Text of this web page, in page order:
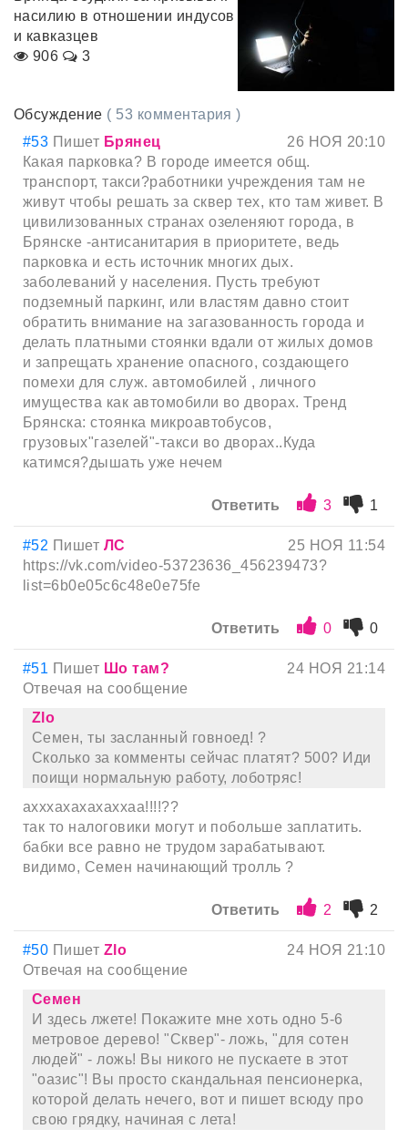
насилию в отношении индусов
и кавказцев
906
3
Обсуждение ( 53 комментария )
#53 Пишет Брянец
26 НОЯ 20:10
Какая парковка? В городе имеется общ.
транспорт, такси?работники учреждения там не
живут чтобы решать за сквер тех, кто там живет. В
цивилизованных странах озеленяют города, в
Брянске -антисанитария в приоритете, ведь
парковка и есть источник многих дых.
заболеваний у населения. Пусть требуют
подземный паркинг, или властям давно стоит
обратить внимание на загазованность города и
делать платными стоянки вдали от жилых домов
и запрещать хранение опасного, создающего
помехи для служ. автомобилей , личного
имущества как автомобили во дворах. Тренд
Брянска: стоянка микроавтобусов,
грузовых"газелей"-такси во дворах..Куда
катимся?дышать уже нечем
Ответить 3 1
#52 Пишет ЛС
25 НОЯ 11:54
https://vk.com/video-53723636_456239473?
list=6b0e05c6c48e0e75fe
Ответить 0 0
#51 Пишет Шо там?
24 НОЯ 21:14
Отвечая на сообщение
Zlo
Семен, ты засланный говноед! ?
Сколько за комменты сейчас платят? 500? Иди
поищи нормальную работу, лоботряс!
ахххахахахаххаа!!!!??
так то налоговики могут и побольше заплатить.
бабки все равно не трудом зарабатывают.
видимо, Семен начинающий тролль ?
Ответить 2 2
#50 Пишет Zlo
24 НОЯ 21:10
Отвечая на сообщение
Семен
И здесь лжете! Покажите мне хоть одно 5-6
метровое дерево! "Сквер"- ложь, "для сотен
людей" - ложь! Вы никого не пускаете в этот
"оазис"! Вы просто скандальная пенсионерка,
которой делать нечего, вот и пишет всюду про
свою грядку, начиная с лета!